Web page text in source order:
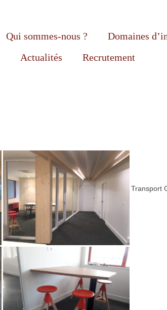
Qui sommes-nous ? Domaines
Actualités Recrutement
Transport